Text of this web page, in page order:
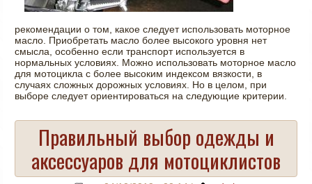
рекомендации о том, какое следует использовать моторное
масло. Приобретать масло более высокого уровня нет
смысла, особенно если транспорт используется в
нормальных условиях. Можно использовать моторное масло
для мотоцикла с более высоким индексом вязкости, в
случаях сложных дорожных условиях. Но в целом, при
выборе следует ориентироваться на следующие критерии.
Правильный выбор одежды и
аксессуаров для мотоциклистов